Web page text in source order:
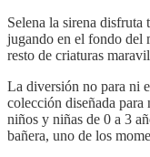
Selena la sirena disfruta
jugando en el fondo del
resto de criaturas
La diversión no para ni
colección diseñada
niños y niñas de 0 a 3
bañera, uno de los